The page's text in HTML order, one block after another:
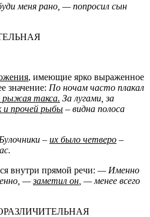
меня рано, — попросил сын
, имеющие ярко выраженное
значение: По ночам часто плакал
рыжая такса. За лугами, за
прочей рыбы – видна полоса
Булочники – их было четверо –
внутри прямой речи: — Именно
—заметил он , — менее всего